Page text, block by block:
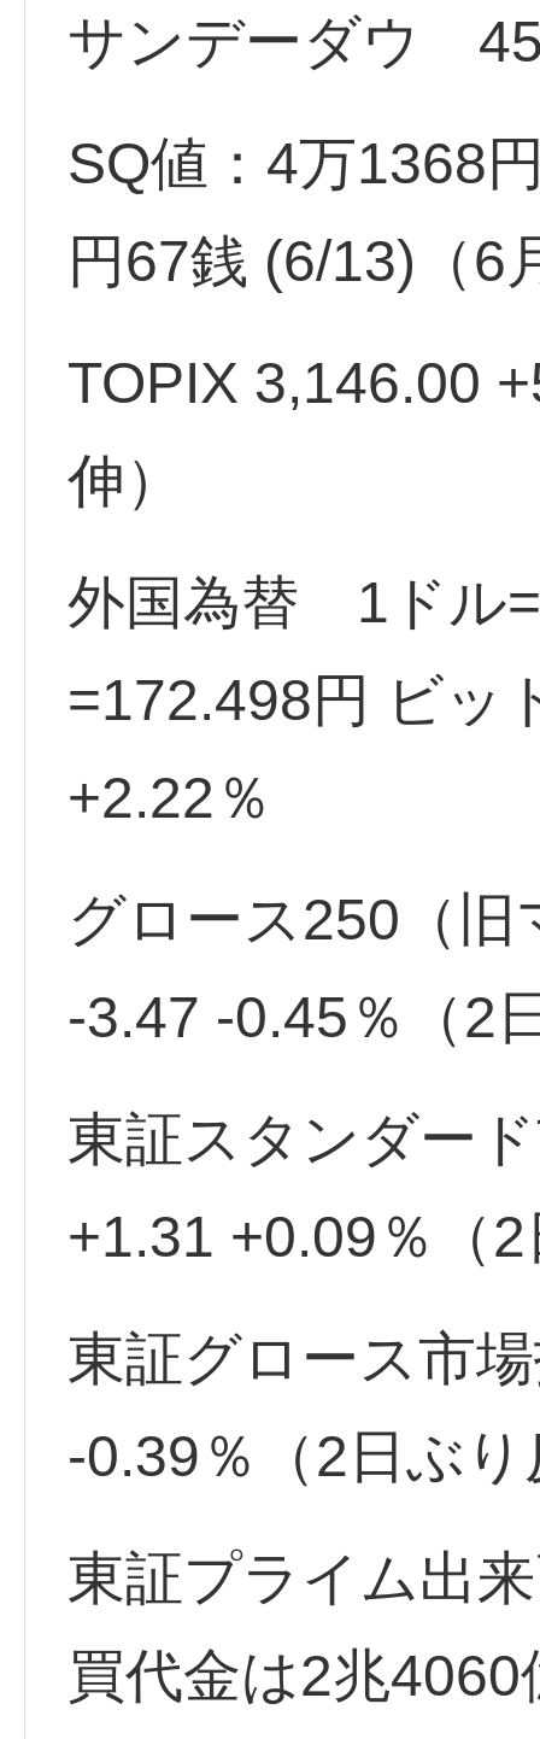
サンデーダウ
SQ値：4万1368
円67銭 (6/13)（6
TOPIX 3,146.00
伸）
外国為替 1ドル
=172.498円 ビ
+2.22％
グロース250（
-3.47 -0.45％（2
東証スタンダー
+1.31 +0.09％（
東証グロース市
-0.39％（2日ぶり
東証プライム出
買代金は2兆4060